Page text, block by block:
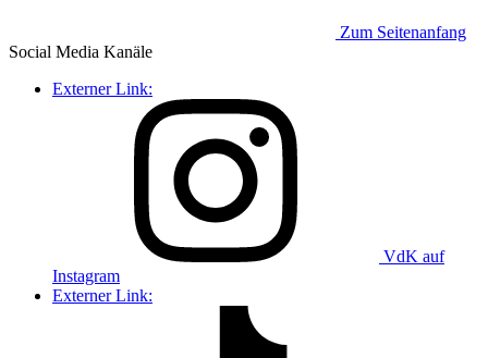
Zum Seitenanfang
Social Media Kanäle
Externer Link:
VdK auf
Instagram
Externer Link: